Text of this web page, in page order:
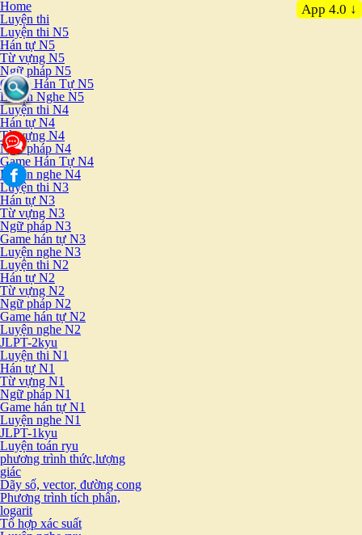
Home
Luyện thi
Luyện thi N5
Hán tự N5
Từ vựng N5
Ngữ pháp N5
Game Hán Tự N5
Luyện Nghe N5
Luyện thi N4
Hán tự N4
Từ vựng N4
Ngữ pháp N4
Game Hán Tự N4
Luyện nghe N4
Luyện thi N3
Hán tự N3
Từ vựng N3
Ngữ pháp N3
Game hán tự N3
Luyện nghe N3
Luyện thi N2
Hán tự N2
Từ vựng N2
Ngữ pháp N2
Game hán tự N2
Luyện nghe N2
JLPT-2kyu
Luyện thi N1
Hán tự N1
Từ vựng N1
Ngữ pháp N1
Game hán tự N1
Luyện nghe N1
JLPT-1kyu
Luyện toán ryu
phương trình thức,lượng
giác
Dãy số, vector, đường cong
Phương trình tích phân,
logarit
Tổ hợp xác suất
App 4.0 ↓